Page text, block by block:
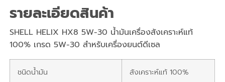
รายละเอียดสินค้า
SHELL HELIX HX8 5W-30 น้ำมันเครื่องสังเคราะห์แท้
100% เกรด 5W-30 สำหรับเครื่องยนต์ดีเซล
ชนิดน้ำมัน สังเคราะห์แท้ 100%